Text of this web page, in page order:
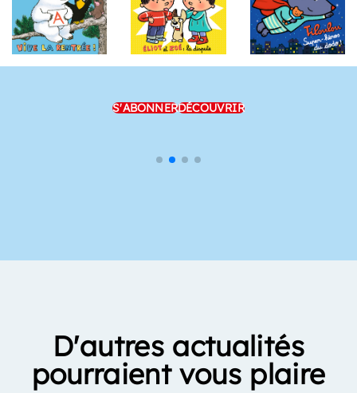
S'ABONNERDÉCOUVRIR
D'autres actualités
pourraient vous plaire